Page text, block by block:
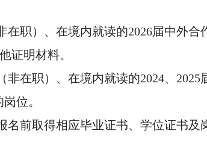
在职）、在境内就读的2026届中外
证明材料。
非在职）、在境内就读的2024、
位。
前取得相应毕业证书、学位证书及